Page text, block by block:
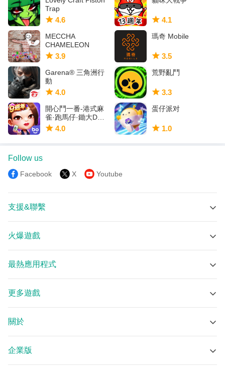
Trap
4.6 4.1
MECCHA
CHAMELEON
3.9
瑪奇 Mobile
3.5
Garena® 三角洲行
動
4.0
荒野亂鬥
3.3
開心鬥一番-港式麻
雀·跑馬仔·鋤大D等5
IN 14.0
蛋仔派对
1.0
Follow us
Facebook X Youtube
支援&聯繫
技術支援
在線群組
Discord
Email
火爆遊戲
RO仙境傳説：新世代的誕生 APK
Lovely Craft Piston Trap APK
貓咪大戰爭 APK
MECCHA CHAMELEON APK
Garena® 三角洲行動 APK
開心鬥一番-港式麻雀·跑馬仔·鋤大D等5 IN 1 APK
最熱應用程式
三竹智選股－智慧選股與個股分析(先行版) APK
Bubble Player - 純淨HD影音，待機背景播放器 APK
Google NotebookLM APK
myTV SUPER APK
三竹股市－免費行動股市即時報價、全台百萬用戶使用 APK
更多遊戲
遊戲中心
關於
關於我們
安卓模擬器
逍遙 9.0
企業版
企業版入口